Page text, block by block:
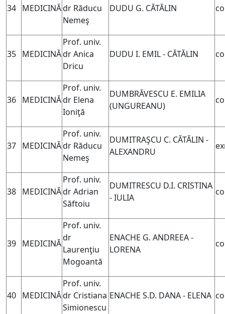
34 MEDICINĂdr Răducu
Nemeş
DUDU G. CĂTĂLIN
35 MEDICINĂ
Prof. univ.
dr Anica
Dricu
DUDU I. EMIL - CĂTĂLIN
36 MEDICINĂ
Prof. univ.
dr Elena
Ioniţă
DUMBRĂVESCU E. EMILIA
(UNGUREANU)
37 MEDICINĂ
Prof. univ.
dr Răducu
Nemeş
DUMITRAŞCU C. CĂTĂLIN -
ALEXANDRU
38 MEDICINĂ
Prof. univ.
dr Adrian
Săftoiu
DUMITRESCU D.I. CRISTINA
- IULIA
39 MEDICINĂ
Prof. univ.
dr
Laurenţiu
Mogoantă
ENACHE G. ANDREEA -
LORENA
40 MEDICINĂ
Prof. univ.
dr Cristiana
Simionescu
ENACHE S.D. DANA - ELENA